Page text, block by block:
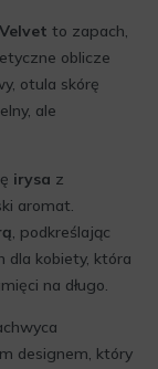
to zapach,
oblicze
otula skórę
ale
irysa z
aromat.
, podkreślając
dla kobiety, która
na długo.
designem, który